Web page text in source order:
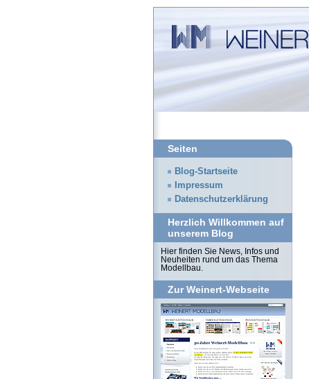
Seiten
Blog-Startseite
Impressum
Datenschutzerklärung
Herzlich Willkommen auf
unserem Blog
Hier finden Sie News, Infos und
Neuheiten rund um das Thema
Modellbau.
Zur Weinert-Webseite